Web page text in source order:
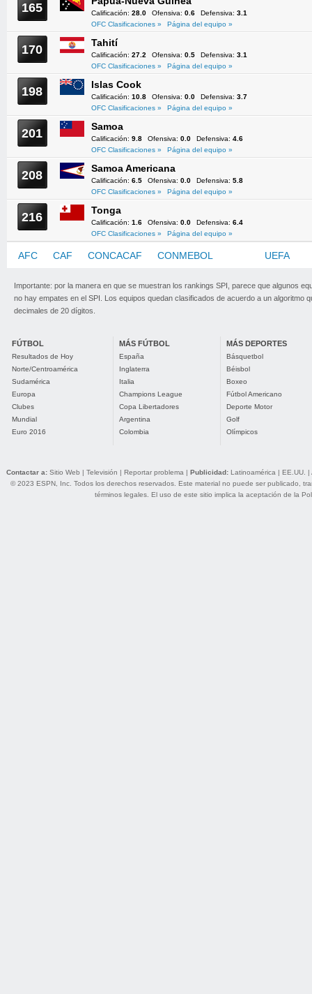
165 Calificación: 28.0 Ofensiva: 0.6 Defensiva: 3.1
OFC Clasificaciones »
Página del equipo »
170 Tahití
Calificación: 27.2 Ofensiva: 0.5 Defensiva: 3.1
OFC Clasificaciones »
Página del equipo »
198 Islas Cook
Calificación: 10.8 Ofensiva: 0.0 Defensiva: 3.7
OFC Clasificaciones »
Página del equipo »
201 Samoa
Calificación: 9.8 Ofensiva: 0.0 Defensiva: 4.6
OFC Clasificaciones »
Página del equipo »
208 Samoa Americana
Calificación: 6.5 Ofensiva: 0.0 Defensiva: 5.8
OFC Clasificaciones »
Página del equipo »
216 Tonga
Calificación: 1.6 Ofensiva: 0.0 Defensiva: 6.4
OFC Clasificaciones »
Página del equipo »
AFC CAF CONCACAF CONMEBOL UEFA
Importante: por la manera en que se muestran los rankings SPI, parece que algunos
no hay empates en el SPI. Los equipos quedan clasificados de acuerdo a un algoritmo
decimales de 20 dígitos.
FÚTBOL
Resultados de Hoy
Norte/Centroamérica
Sudamérica
Europa
Clubes
Mundial
Euro 2016
MÁS FÚTBOL
España
Inglaterra
Italia
Champions League
Copa Libertadores
Argentina
Colombia
MÁS DEPORTES
Básquetbol
Béisbol
Boxeo
Fútbol Americano
Deporte Motor
Golf
Olímpicos
Contactar a: Sitio Web | Televisión | Reportar problema | Publicidad: Latinoamérica | EE.UU. |
© 2023 ESPN, Inc. Todos los derechos reservados. Este material no puede ser publicado,
términos legales. El uso de este sitio implica la aceptación de la